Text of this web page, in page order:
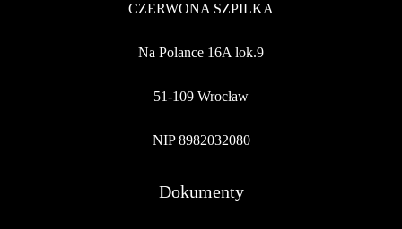
CZERWONA SZPILKA
Na Polance 16A lok.9
51-109 Wrocław
NIP 8982032080
Dokumenty